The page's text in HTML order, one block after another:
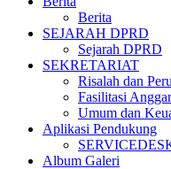
Berita
SEJARAH DPRD
Sejarah DPRD
SEKRETARIAT
Risalah dan
Fasilitasi
Umum dan
Aplikasi Pendukung
Album Galeri